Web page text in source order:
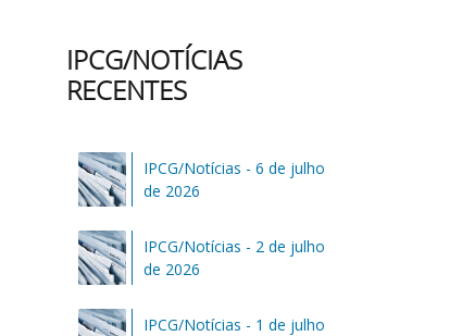
IPCG/NOTÍCIAS
RECENTES
IPCG/Notícias - 6 de julho
de 2026
IPCG/Notícias - 2 de julho
de 2026
IPCG/Notícias - 1 de julho